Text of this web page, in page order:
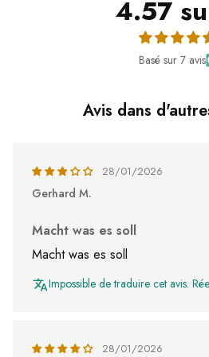
4.57
Basé sur 7 avis
Avis dans
28/01/2026
Gerhard M.
Macht was es soll
Macht was es soll
Impossible de traduire cet avis.
28/01/2026